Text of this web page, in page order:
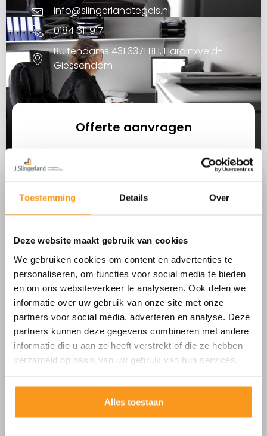
Toestemming Details Over
Deze website maakt gebruik van cookies
We gebruiken cookies om content en advertenties te
personaliseren, om functies voor social media te bieden
en om ons websiteverkeer te analyseren. Ook delen we
informatie over uw gebruik van onze site met onze
partners voor social media, adverteren en analyse. Deze
partners kunnen deze gegevens combineren met andere
informatie die u aan ze heeft verstrekt of die ze hebben
verzameld op basis van uw gebruik van hun services.
Alles toestaan
info@slingerlandtegels.nl
0184 611 917
Buitendams 431 3371 BH, Hardinxveld-
Giessendam
Offerte aanvragen
Selecteer type dienst
Wat is uw woonplaats?
Omschrijf wat u zoekt
Naam
Telefoonnummer